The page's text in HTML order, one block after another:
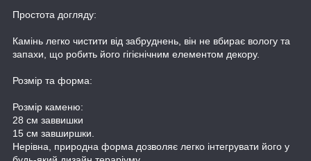
Простота догляду:
Камінь легко чистити від забруднень, він не вбирає вологу та
запахи, що робить його гігієнічним елементом декору.
Розмір та форма:
Розмір каменю:
28 см заввишки
15 см завширшки.
Нерівна, природна форма дозволяє легко інтегрувати його у